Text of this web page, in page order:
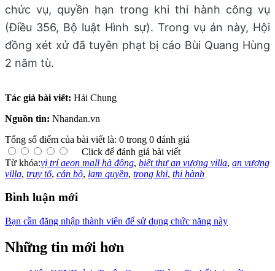
chức vụ, quyền hạn trong khi thi hành công vụ
(Điều 356, Bộ luật Hình sự). Trong vụ án này, Hội
đồng xét xử đã tuyên phạt bị cáo Bùi Quang Hùng
2 năm tù.
Tác giả bài viết: Hải Chung
Nguồn tin: Nhandan.vn
Tổng số điểm của bài viết là: 0 trong 0 đánh giá
Click để đánh giá bài viết
Từ khóa:vị trí aeon mall hà đông, biệt thự an vượng villa, an vượng
villa, truy tố, cán bộ, lạm quyền, trong khi, thi hành
Bình luận mới
Bạn cần đăng nhập thành viên để sử dụng chức năng này
Những tin mới hơn